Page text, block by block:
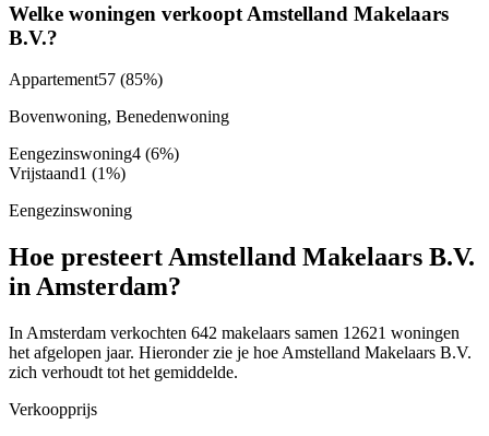
Welke woningen verkoopt Amstelland Makelaars
B.V.?
Appartement57 (85%)
Bovenwoning, Benedenwoning
Eengezinswoning4 (6%)
Vrijstaand1 (1%)
Eengezinswoning
Hoe presteert Amstelland Makelaars B.V.
in Amsterdam?
In Amsterdam verkochten 642 makelaars samen 12621 woningen
het afgelopen jaar. Hieronder zie je hoe Amstelland Makelaars B.V.
zich verhoudt tot het gemiddelde.
Verkoopprijs